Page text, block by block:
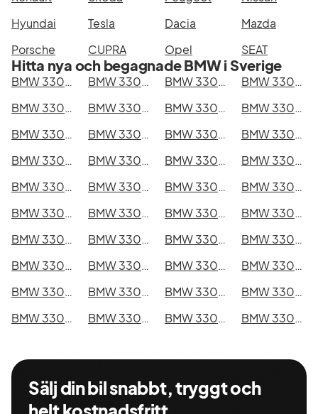
Hyundai
Tesla Dacia
Mazda
Porsche
CUPRA Opel SEAT
Hitta nya och begagnade BMW i Sverige
BMW 330e xDrive Touring i Stockholm BMW 330e xDrive Touring i Göteborg BMW 330e xDrive Touring i Helsingborg
BMW 330e xDrive Touring i Jönköping
BMW 330e xDrive Touring i Malmö
BMW 330e xDrive Touring i Örebro BMW 330e xDrive Touring i Norrköping
BMW 330e xDrive Touring i Linköping
BMW 330e xDrive Touring i Uppsala
BMW 330e xDrive Touring i Västerås BMW 330e xDrive Touring i Halmstad
BMW 330e xDrive Touring i Växjö
BMW 330e xDrive Touring i Eskilstuna
BMW 330e xDrive Touring i Kalmar BMW 330e xDrive Touring i Karlskrona
BMW 330e xDrive Touring i Karlstad
BMW 330e xDrive Touring i Kristianstad
BMW 330e xDrive Touring i Sundsvall BMW 330e xDrive Touring i Umeå
BMW 330e xDrive Touring i Varberg
BMW 330e xDrive Touring i Borås
BMW 330e xDrive Touring i Falkenberg BMW 330e xDrive Touring i Gävle
BMW 330e xDrive Touring i Luleå
BMW 330e xDrive Touring i Lund
BMW 330e xDrive Touring i Mönsterås BMW 330e xDrive Touring i Uddevalla
BMW 330e xDrive Touring i Västervik
BMW 330e xDrive Touring i Ystad
BMW 330e xDrive Touring i Östersund BMW 330e xDrive Touring i Borlänge
BMW 330e xDrive Touring i Kiruna
BMW 330e xDrive Touring i Nyköping
BMW 330e xDrive Touring i Oskarshamn BMW 330e xDrive Touring i Sigtuna
BMW 330e xDrive Touring i Skellefteå
BMW 330e xDrive Touring i Skövde
BMW 330e xDrive Touring i Trollhättan BMW 330e xDrive Touring i Alingsås BMW 330e xDrive Touring i Båstad
Sälj din bil snabbt, tryggt och